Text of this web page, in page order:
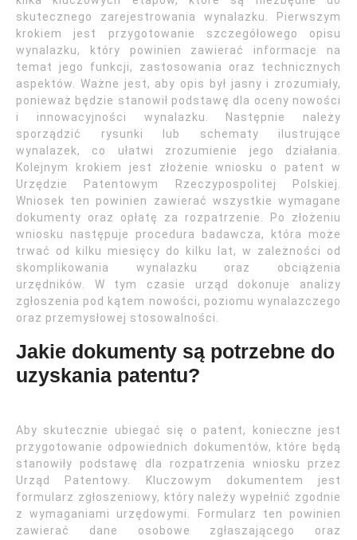
skutecznego zarejestrowania wynalazku. Pierwszym
krokiem jest przygotowanie szczegółowego opisu
wynalazku, który powinien zawierać informacje na
temat jego funkcji, zastosowania oraz technicznych
aspektów. Ważne jest, aby opis był jasny i zrozumiały,
ponieważ będzie stanowił podstawę dla oceny nowości
i innowacyjności wynalazku. Następnie należy
sporządzić rysunki lub schematy ilustrujące
wynalazek, co ułatwi zrozumienie jego działania.
Kolejnym krokiem jest złożenie wniosku o patent w
Urzędzie Patentowym Rzeczypospolitej Polskiej.
Wniosek ten powinien zawierać wszystkie wymagane
dokumenty oraz opłatę za rozpatrzenie. Po złożeniu
wniosku następuje procedura badawcza, która może
trwać od kilku miesięcy do kilku lat, w zależności od
skomplikowania wynalazku oraz obciążenia
urzędników. W tym czasie urząd dokonuje analizy
zgłoszenia pod kątem nowości, poziomu wynalazczego
oraz przemysłowej stosowalności.
Jakie dokumenty są potrzebne do
uzyskania patentu?
Aby skutecznie ubiegać się o patent, konieczne jest
przygotowanie odpowiednich dokumentów, które będą
stanowiły podstawę dla rozpatrzenia wniosku przez
Urząd Patentowy. Kluczowym dokumentem jest
formularz zgłoszeniowy, który należy wypełnić zgodnie
z wymaganiami urzędowymi. Formularz ten powinien
zawierać dane osobowe zgłaszającego oraz